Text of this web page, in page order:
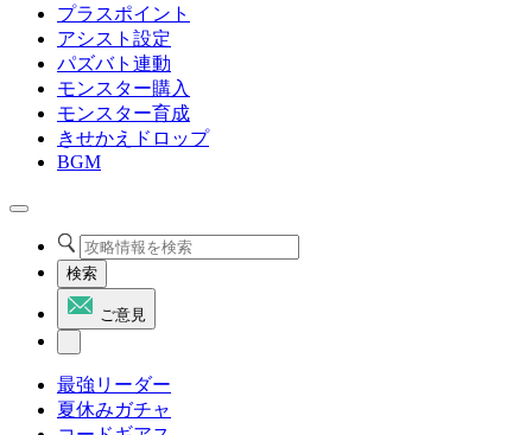
プラスポイント
アシスト設定
パズバト連動
モンスター購入
モンスター育成
きせかえドロップ
BGM
検索
ご意見
最強リーダー
夏休みガチャ